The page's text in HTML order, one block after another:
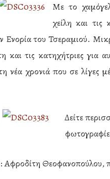
Με το
χείλη και τις
του Τσεραμιού.
τις κατηχήτριες για
νέα χρονιά που σε λίγες
Δείτε
Αφροδίτη